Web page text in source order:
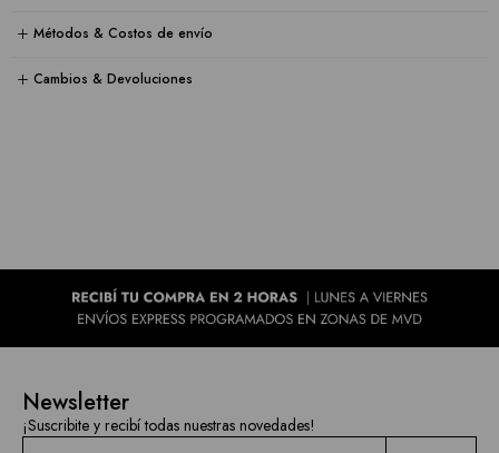
Métodos & Costos de envío
Cambios & Devoluciones
Newsletter
¡Suscribite y recibí todas nuestras novedades!